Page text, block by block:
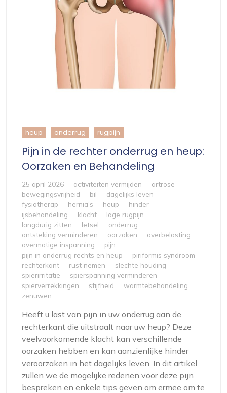
heup onderrug rugpijn
Pijn in de rechter onderrug en heup:
Oorzaken en Behandeling
25 april 2026 activiteiten vermijden
artrose
bewegingsvrijheid
bil
dagelijks leven
fysiotherap
hernia's heup
hinder
ijsbehandeling
klacht
lage rugpijn
langdurig zitten
letsel
onderrug
ontsteking verminderen
oorzaken
overbelasting
overmatige inspanning
pijn
pijn in onderrug rechts en heup
piriformis syndroom
rechterkant
rust nemen
slechte houding
spierirritatie
spierspanning verminderen
spierverrekkingen
stijfheid
warmtebehandeling
zenuwen
Heeft u last van pijn in uw onderrug aan de
rechterkant die uitstraalt naar uw heup? Deze
veelvoorkomende klacht kan verschillende
oorzaken hebben en kan aanzienlijke hinder
veroorzaken in het dagelijks leven. In dit artikel
zullen we de mogelijke redenen voor deze pijn
bespreken en enkele tips geven om ermee om te